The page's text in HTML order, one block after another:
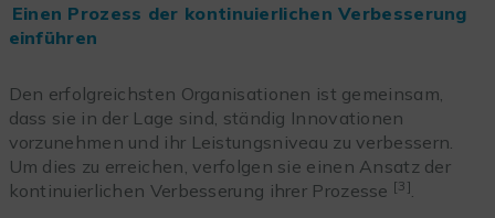
Einen Prozess der kontinuierlichen Verbesserung
einführen
Den erfolgreichsten Organisationen ist gemeinsam,
dass sie in der Lage sind, ständig Innovationen
vorzunehmen und ihr Leistungsniveau zu verbessern.
Um dies zu erreichen, verfolgen sie einen Ansatz der
kontinuierlichen Verbesserung ihrer Prozesse [3].